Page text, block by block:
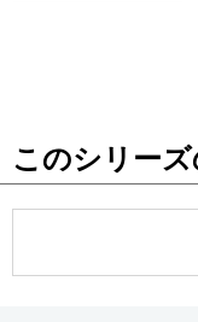
お知らせ
このシリー